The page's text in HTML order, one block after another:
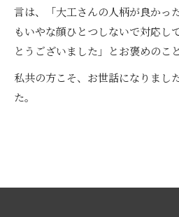
言は、「大工さんの人柄が良かっ
もいやな顔ひとつしないで対応し
とうございました」とお褒めのこ
私共の方こそ、お世話になりまし
た。